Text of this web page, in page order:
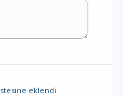
eklendi